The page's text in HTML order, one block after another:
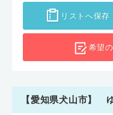
リストへ保存
希望
【愛知県犬山市】